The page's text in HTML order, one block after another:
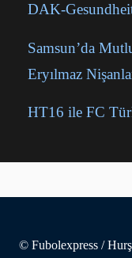
DAK-
Samsun’da
Eryılmaz
HT16 ile FC
© Fubolexpress /